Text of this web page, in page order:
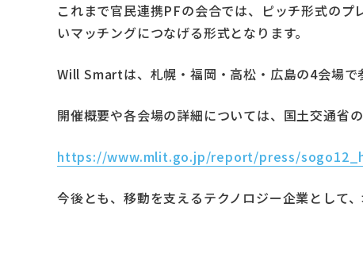
これまで官民連携PFの会合では、ピッチ形式の
いマッチングにつなげる形式となります。
Will Smartは、札幌・福岡・高松・広島の4会場で
開催概要や各会場の詳細については、国土交通省
https://www.mlit.go.jp/report/press/
今後とも、移動を支えるテクノロジー企業として